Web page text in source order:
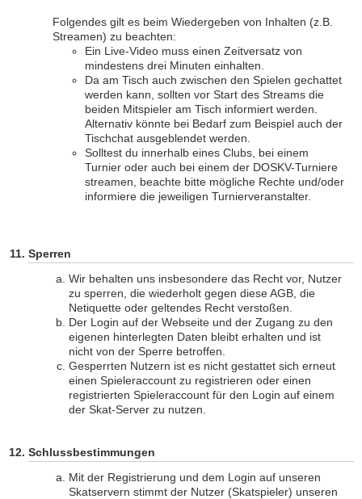
Folgendes gilt es beim Wiedergeben von Inhalten (z.B.
Streamen) zu beachten:
Ein Live-Video muss einen Zeitversatz von
mindestens drei Minuten einhalten.
Da am Tisch auch zwischen den Spielen gechattet
werden kann, sollten vor Start des Streams die
beiden Mitspieler am Tisch informiert werden.
Alternativ könnte bei Bedarf zum Beispiel auch der
Tischchat ausgeblendet werden.
Solltest du innerhalb eines Clubs, bei einem
Turnier oder auch bei einem der DOSKV-Turniere
streamen, beachte bitte mögliche Rechte und/oder
informiere die jeweiligen Turnierveranstalter.
Sperren
Wir behalten uns insbesondere das Recht vor, Nutzer
zu sperren, die wiederholt gegen diese AGB, die
Netiquette oder geltendes Recht verstoßen.
Der Login auf der Webseite und der Zugang zu den
eigenen hinterlegten Daten bleibt erhalten und ist
nicht von der Sperre betroffen.
Gesperrten Nutzern ist es nicht gestattet sich erneut
einen Spieleraccount zu registrieren oder einen
registrierten Spieleraccount für den Login auf einem
der Skat-Server zu nutzen.
Schlussbestimmungen
Mit der Registrierung und dem Login auf unseren
Skatservern stimmt der Nutzer (Skatspieler) unseren